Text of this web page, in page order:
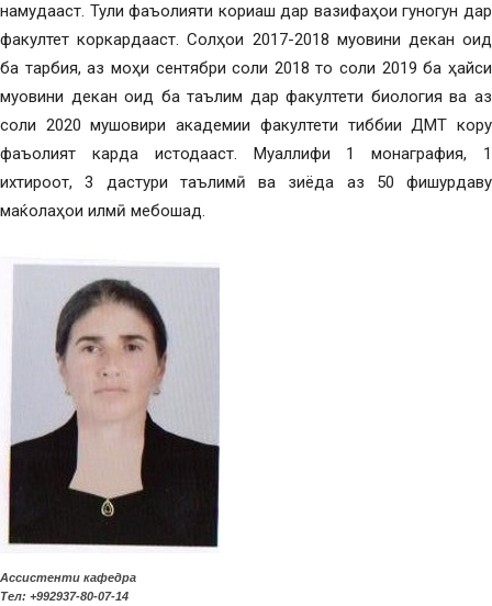
намудааст. Тули фаъолияти кориаш дар вазифаҳои гуногун дар
факултет коркардааст. Солҳои 2017-2018 муовини декан оид
ба тарбия, аз моҳи сентябри соли 2018 то соли 2019 ба ҳайси
муовини декан оид ба таълим дар факултети биология ва аз
соли 2020 мушовири академии факултети тиббии ДМТ кору
фаъолият карда истодааст. Муаллифи 1 монаграфия, 1
ихтироот, 3 дастури таълимӣ ва зиёда аз 50 фишурдаву
маќолаҳои илмӣ мебошад.
Ассистенти кафедра
Тел: +992937-80-07-14